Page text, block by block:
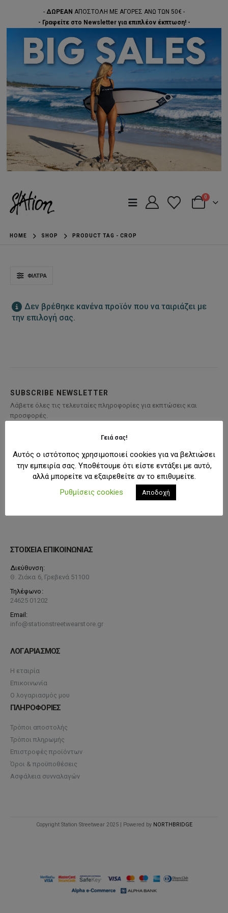
- ΔΩΡΕΑΝ ΑΠΟΣΤΟΛΗ ΜΕ ΑΓΟΡΕΣ ΑΝΩ ΤΩΝ 50€ -
- Γραφείτε στο Newsletter για επιπλέον έκπτωση! -
0
HOME SHOP PRODUCT TAG -CROP
ΦΊΛΤΡΑ
Δεν βρέθηκε κανένα προϊόν που να ταιριάζει με
την επιλογή σας.
SUBSCRIBE NEWSLETTER
Λάβετε όλες τις τελευταίες πληροφορίες για εκπτώσεις και
προσφορές.
ΣΤΟΙΧΕΙΑ ΕΠΙΚΟΙΝΩΝΙΑΣ
Διεύθυνση:
Θ. Ζιάκα 6, Γρεβενά 51100
Τηλέφωνο:
24625 01202
Email:
info@stationstreetwearstore.gr
ΛΟΓΑΡΙΑΣΜΟΣ
Η εταιρία
Επικοινωνία
Ο λογαριασμός μου
ΠΛΗΡΟΦΟΡΙΕΣ
Τρόποι αποστολής
Τρόποι πληρωμής
Επιστροφές προϊόντων
Όροι & προϋποθέσεις
Ασφάλεια συνναλαγών
Copyright Station Streetwear 2025 | Powered by NORTHBRIDGE
Γειά σας!
Αυτός ο ιστότοπος χρησιμοποιεί cookies για να βελτιώσει
την εμπειρία σας. Υποθέτουμε ότι είστε εντάξει με αυτό,
αλλά μπορείτε να εξαιρεθείτε αν το επιθυμείτε.
Ρυθμίσεις cookies
Αποδοχή